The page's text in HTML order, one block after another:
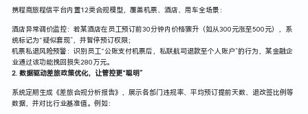
携程商旅程信平台内置12类合规模型，覆盖机票、酒店、用车全场景：
酒店异常调价监控：若某酒店在员工预订前30分钟内价格骤升（如从300元涨至500元），系
统标记为“疑似套现”，并暂停预订权限；
机票私退风险预警：识别员工“公账支付机票后，私联航司退款至个人账户”的行为，某金融企
业通过该功能挽回损失280万元。
2. 数据驱动差旅政策优化，让管控更“聪明”
系统定期生成《差旅合规分析报告》，展示各部门违规率、平均预订提前天数、退改签比例等
数据，并对比行业基准值。例如：